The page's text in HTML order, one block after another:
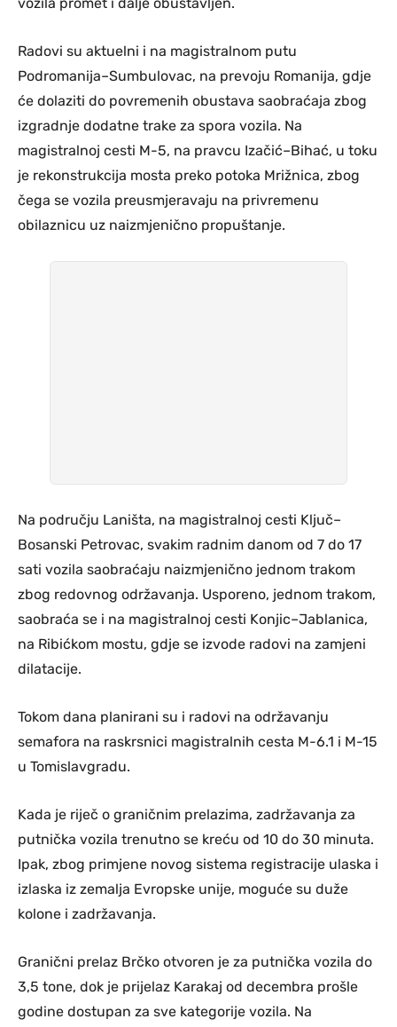
Radovi su aktuelni i na magistralnom putu
Podromanija–Sumbulovac, na prevoju Romanija, gdje
će dolaziti do povremenih obustava saobraćaja zbog
izgradnje dodatne trake za spora vozila. Na
magistralnoj cesti M-5, na pravcu Izačić–Bihać, u toku
je rekonstrukcija mosta preko potoka Mrižnica, zbog
čega se vozila preusmjeravaju na privremenu
obilaznicu uz naizmjenično propuštanje.
Na području Laništa, na magistralnoj cesti Ključ–
Bosanski Petrovac, svakim radnim danom od 7 do 17
sati vozila saobraćaju naizmjenično jednom trakom
zbog redovnog održavanja. Usporeno, jednom trakom,
saobraća se i na magistralnoj cesti Konjic–Jablanica,
na Ribićkom mostu, gdje se izvode radovi na zamjeni
dilatacije.
Tokom dana planirani su i radovi na održavanju
semafora na raskrsnici magistralnih cesta M-6.1 i M-15
u Tomislavgradu.
Kada je riječ o graničnim prelazima, zadržavanja za
putnička vozila trenutno se kreću od 10 do 30 minuta.
Ipak, zbog primjene novog sistema registracije ulaska i
izlaska iz zemalja Evropske unije, moguće su duže
kolone i zadržavanja.
Granični prelaz Brčko otvoren je za putnička vozila do
3,5 tone, dok je prijelaz Karakaj od decembra prošle
godine dostupan za sve kategorije vozila. Na